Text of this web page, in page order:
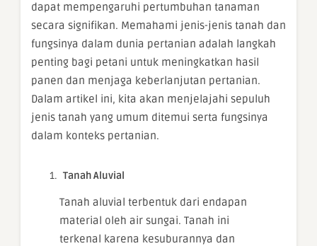
dapat mempengaruhi pertumbuhan tanaman
secara signifikan. Memahami jenis-jenis tanah dan
fungsinya dalam dunia pertanian adalah langkah
penting bagi petani untuk meningkatkan hasil
panen dan menjaga keberlanjutan pertanian.
Dalam artikel ini, kita akan menjelajahi sepuluh
jenis tanah yang umum ditemui serta fungsinya
dalam konteks pertanian.
Tanah Aluvial
Tanah aluvial terbentuk dari endapan
material oleh air sungai. Tanah ini
terkenal karena kesuburannya dan